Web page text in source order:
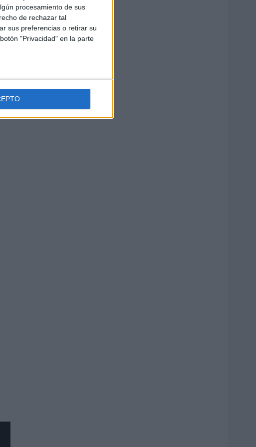
procesamiento de sus
de rechazar tal
sus preferencias o retirar su
"Privacidad" en la parte